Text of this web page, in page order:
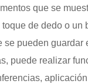
que se
de dedo o un
se pueden guardar
puede realizar